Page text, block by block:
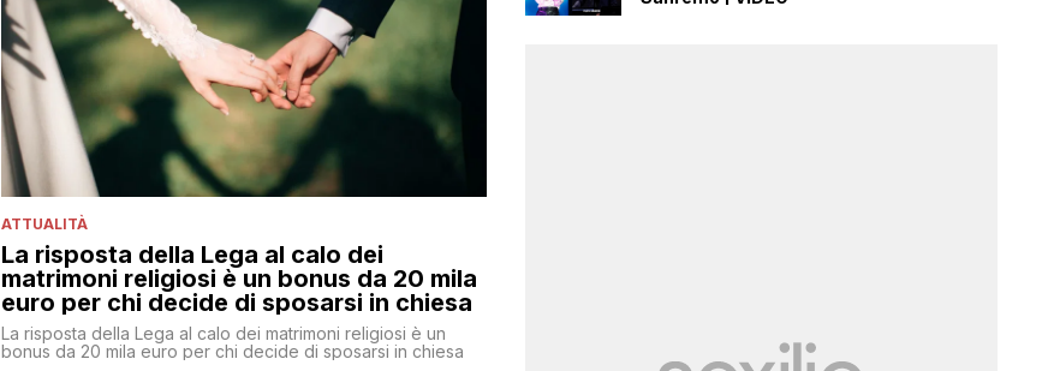
ATTUALITÀ
La risposta della Lega al calo dei
matrimoni religiosi è un bonus da 20 mila
euro per chi decide di sposarsi in chiesa
La risposta della Lega al calo dei matrimoni religiosi è un
bonus da 20 mila euro per chi decide di sposarsi in chiesa